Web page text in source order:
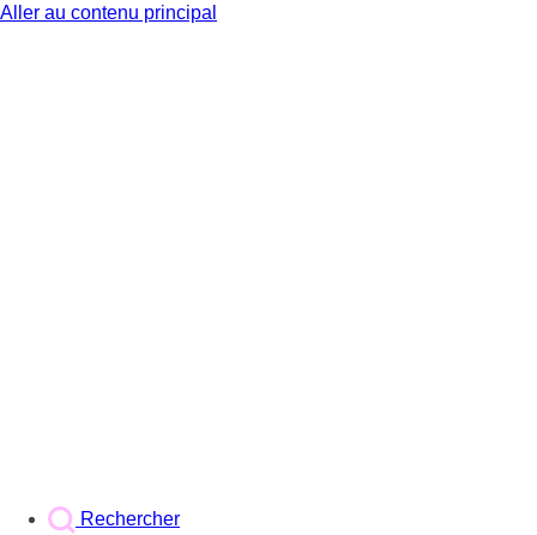
Aller au contenu principal
Rechercher